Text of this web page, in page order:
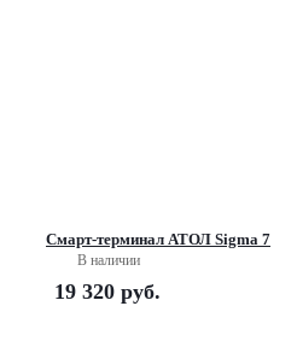
Смарт-терминал АТОЛ Sigma 7
В наличии
19 320 руб.